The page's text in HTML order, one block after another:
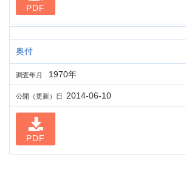
PDF
奥付
調査年月 1970年
公開（更新）日 2014-06-10
PDF